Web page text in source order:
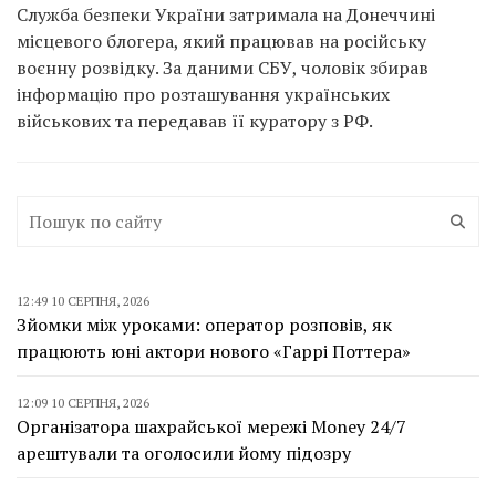
Служба безпеки України затримала на Донеччині
місцевого блогера, який працював на російську
воєнну розвідку. За даними СБУ, чоловік збирав
інформацію про розташування українських
військових та передавав її куратору з РФ.
12:49 10 СЕРПНЯ, 2026
Зйомки між уроками: оператор розповів, як
працюють юні актори нового «Гаррі Поттера»
12:09 10 СЕРПНЯ, 2026
Організатора шахрайської мережі Money 24/7
арештували та оголосили йому підозру